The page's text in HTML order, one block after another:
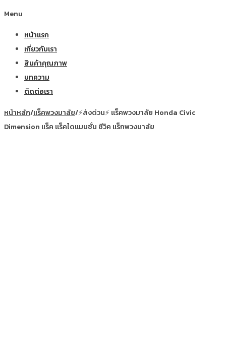
Menu
หน้าแรก
เกี่ยวกับเรา
สินค้าคุณภาพ
บทความ
ติดต่อเรา
หน้าหลัก/แร็คพวงมาลัย/⚡ส่งด่วน⚡ แร็คพวงมาลัย Honda Civic
Dimension แร็ค แร็คไดแมนชั่น ซีวิค แร็กพวงมาลัย